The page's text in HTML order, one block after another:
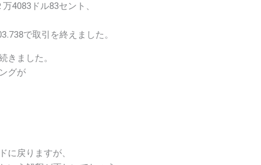
4083ドル83セント、
で取引を終えました。
きました。
グが
に戻りますが、